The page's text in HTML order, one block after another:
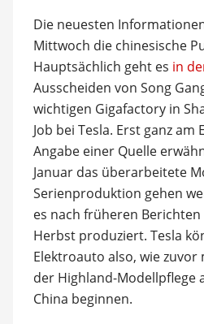
Die neuesten
Mittwoch die chinesische
Hauptsächlich geht es in
Ausscheiden von Song
wichtigen Gigafactory in
Job bei Tesla. Erst ganz am
Angabe einer Quelle
Januar das überarbeitete
Serienproduktion gehen
es nach früheren
Herbst produziert. Tesla
Elektroauto also, wie zuvor
der Highland-Modellpflege
China beginnen.